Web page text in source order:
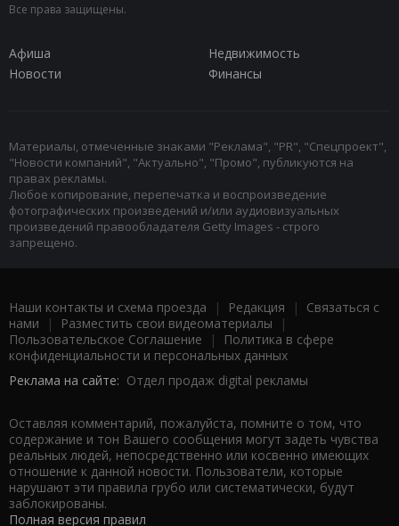
Все права защищены.
Афиша
Недвижимость
Новости
Финансы
Материалы, отмеченные знаками "Реклама", "PR", "Спецпроект",
"Новости компаний", "Актуально", "Промо", публикуются на
правах рекламы.
Любое копирование, перепечатка и воспроизведение
фотографических произведений и/или аудиовизуальных
произведений правообладателя Getty Images - строго
запрещено.
Наши контакты и схема проезда | Редакция | Связаться с
нами | Разместить свои видеоматериалы |
Пользовательское Соглашение |
Политика в сфере
конфиденциальности и персональных данных
Реклама на сайте: Отдел продаж digital рекламы
Оставляя комментарий, пожалуйста, помните о том, что
содержание и тон Вашего сообщения могут задеть чувства
реальных людей, непосредственно или косвенно имеющих
отношение к данной новости. Пользователи, которые
нарушают эти правила грубо или систематически, будут
заблокированы.
Полная версия правил